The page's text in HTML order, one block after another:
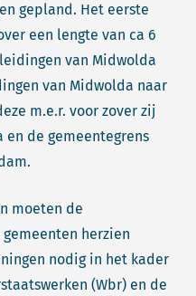
gepland. Het eerste
een lengte van ca 6
van Midwolda
van Midwolda naar
m.e.r. voor zover zij
de gemeentegrens
moeten de
herzien
nodig in het kader
(Wbr) en de